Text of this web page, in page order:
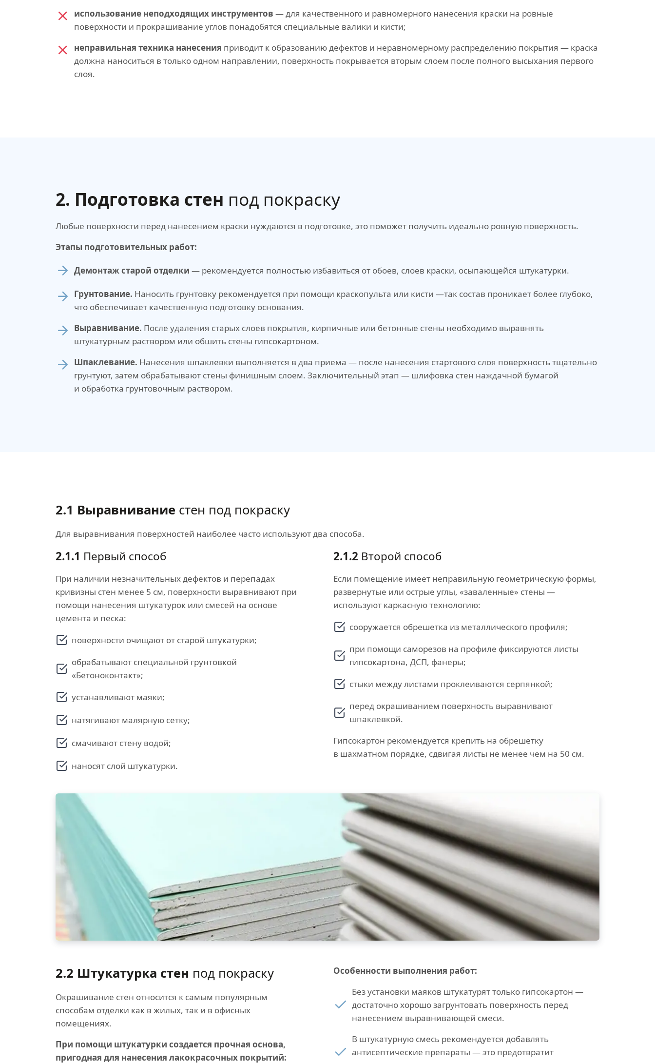
использование неподходящих инструментов — для качественного и равномерного нанесения краски на ровные
поверхности и прокрашивание углов понадобятся специальные валики и кисти;
неправильная техника нанесения приводит к образованию дефектов и неравномерному распределению покрытия — краска
должна наноситься в только одном направлении, поверхность покрывается вторым слоем после полного высыхания первого
слоя.
2. Подготовка стен под покраску
Любые поверхности перед нанесением краски нуждаются в подготовке, это поможет получить идеально ровную поверхность.
Этапы подготовительных работ:
Демонтаж старой отделки — рекомендуется полностью избавиться от обоев, слоев краски, осыпающейся штукатурки.
Грунтование. Наносить грунтовку рекомендуется при помощи краскопульта или кисти —так состав проникает более глубоко,
что обеспечивает качественную подготовку основания.
Выравнивание. После удаления старых слоев покрытия, кирпичные или бетонные стены необходимо выравнять
штукатурным раствором или обшить стены гипсокартоном.
Шпаклевание. Нанесения шпаклевки выполняется в два приема — после нанесения стартового слоя поверхность тщательно
грунтуют, затем обрабатывают стены финишным слоем. Заключительный этап — шлифовка стен наждачной бумагой
и обработка грунтовочным раствором.
2.1 Выравнивание стен под покраску
Для выравнивания поверхностей наиболее часто используют два способа.
2.1.1 Первый способ
При наличии незначительных дефектов и перепадах
кривизны стен менее 5 см, поверхности выравнивают при
помощи нанесения штукатурок или смесей на основе
цемента и песка:
поверхности очищают от старой штукатурки;
обрабатывают специальной грунтовкой
«Бетоноконтакт»;
устанавливают маяки;
натягивают малярную сетку;
смачивают стену водой;
наносят слой штукатурки.
2.1.2 Второй способ
Если помещение имеет неправильную геометрическую формы,
развернутые или острые углы, «заваленные» стены —
используют каркасную технологию:
сооружается обрешетка из металлического профиля;
при помощи саморезов на профиле фиксируются листы
гипсокартона, ДСП, фанеры;
стыки между листами проклеиваются серпянкой;
перед окрашиванием поверхность выравнивают
шпаклевкой.
Гипсокартон рекомендуется крепить на обрешетку
в шахматном порядке, сдвигая листы не менее чем на 50 см.
2.2 Штукатурка стен под покраску
Окрашивание стен относится к самым популярным
способам отделки как в жилых, так и в офисных
помещениях.
При помощи штукатурки создается прочная основа,
пригодная для нанесения лакокрасочных покрытий:
Особенности выполнения работ:
Без установки маяков штукатурят только гипсокартон —
достаточно хорошо загрунтовать поверхность перед
нанесением выравнивающей смеси.
В штукатурную смесь рекомендуется добавлять
антисептические препараты — это предотвратит